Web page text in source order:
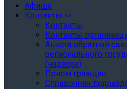
Афиша
Контакты
Контакты
Контакты
Анкета обратной
регионального
(надзора)
Прием граждан
Справочник